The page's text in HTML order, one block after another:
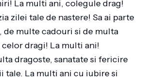
La multi ani, colegule drag!
zilei tale de nastere! Sa ai parte
de multe cadouri si de multa
dragi! La multi ani!
dragoste, sanatate si fericire
tale. La multi ani cu iubire si